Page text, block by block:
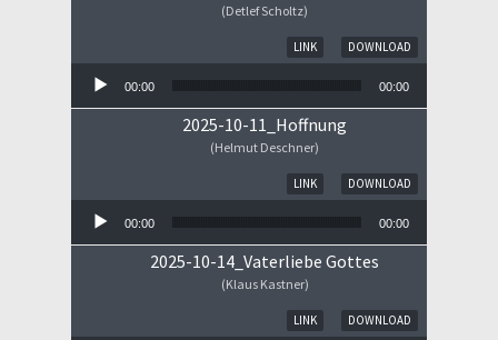
(Detlef Scholtz)
DOWNLOAD
LINK
00:00 00:00
2025-10-11_Hoffnung
(Helmut Deschner)
DOWNLOAD
LINK
00:00 00:00
2025-10-14_Vaterliebe Gottes
(Klaus Kastner)
DOWNLOAD
LINK